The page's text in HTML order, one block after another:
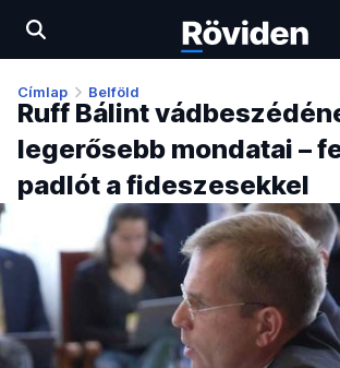
Címlap Belföld
Ruff Bálint
legerősebb mondatai –
padlót a fideszesekkel